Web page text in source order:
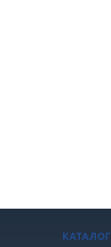
КАТАЛОГ